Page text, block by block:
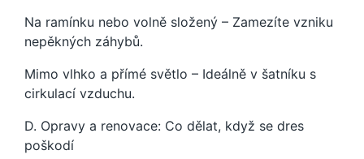
Na ramínku nebo volně složený – Zamezíte vzniku
nepěkných záhybů.
Mimo vlhko a přímé světlo – Ideálně v šatníku s
cirkulací vzduchu.
D. Opravy a renovace: Co dělat, když se dres
poškodí